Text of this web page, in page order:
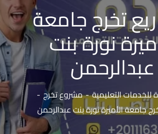
تخرج جامعة
نورة بنت
عبدالرحمن
التعليمية
مشروع تخرج
جامعة الأميرة نورة بنت عبدالرحمن